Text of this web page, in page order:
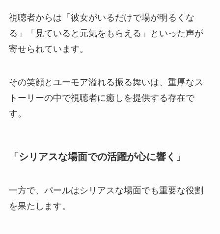
視聴者からは「彼女がいるだけで場が明るくな
る」「見ていると元気をもらえる」といった声が
寄せられています。
その笑顔とユーモア溢れる振る舞いは、重厚なス
トーリーの中で視聴者に癒しを提供する存在で
す。
「シリアスな場面での活躍が心に響く」
一方で、パールはシリアスな場面でも重要な役割
を果たします。